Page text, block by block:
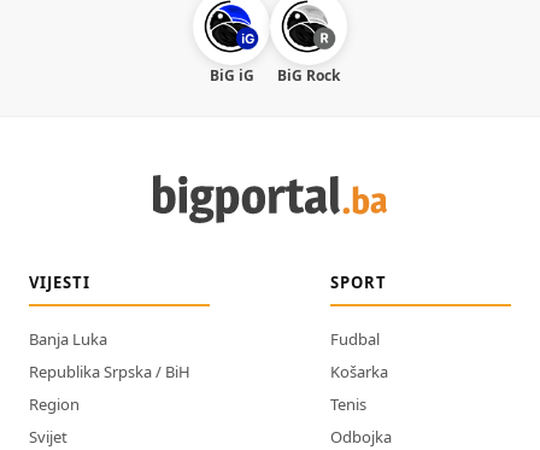
BiG iG BiG Rock
VIJESTI
Banja Luka
Republika Srpska / BiH
Region
Svijet
SPORT
Fudbal
Košarka
Tenis
Odbojka